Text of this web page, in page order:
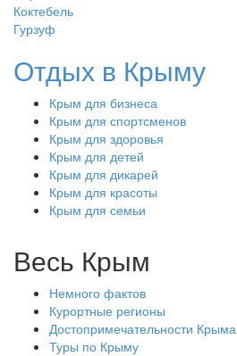
Коктебель
Гурзуф
Отдых в Крыму
Крым для бизнеса
Крым для спортсменов
Крым для здоровья
Крым для детей
Крым для дикарей
Крым для красоты
Крым для семьи
Весь Крым
Немного фактов
Курортные регионы
Достопримечательности Крыма
Туры по Крыму